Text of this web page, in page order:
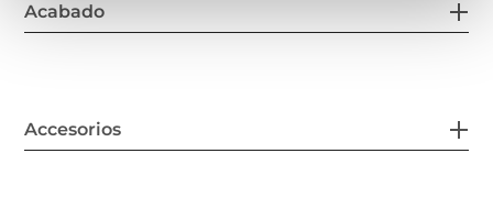
Acabado
Accesorios